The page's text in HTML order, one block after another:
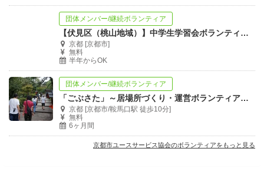
団体メンバー/継続ボランティア
【伏見区（桃山地域）】中学生学習会ボランティアスタッフ募集
京都 [京都市]
無料
半年からOK
団体メンバー/継続ボランティア
「ごぶさた」～居場所づくり・運営ボランティア～募集!
京都 [京都市/鞍馬口駅 徒歩10分]
無料
6ヶ月間
京都市ユースサービス協会のボランティアをもっと見る